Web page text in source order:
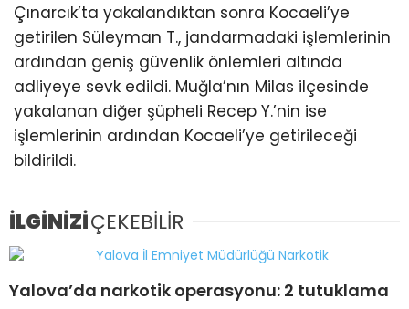
Çınarcık’ta yakalandıktan sonra Kocaeli’ye
getirilen Süleyman T., jandarmadaki işlemlerinin
ardından geniş güvenlik önlemleri altında
adliyeye sevk edildi. Muğla’nın Milas ilçesinde
yakalanan diğer şüpheli Recep Y.’nin ise
işlemlerinin ardından Kocaeli’ye getirileceği
bildirildi.
İLGİNİZİÇEKEBİLİR
Yalova’da narkotik operasyonu: 2 tutuklama